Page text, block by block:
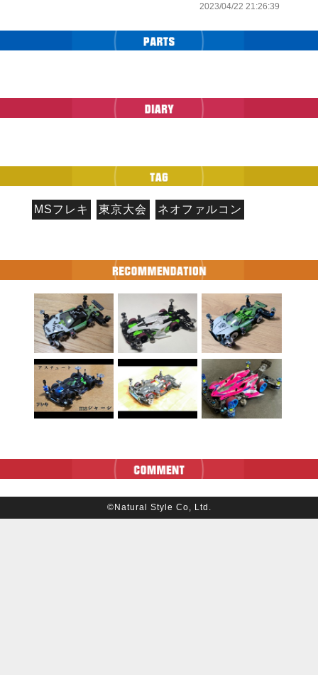
2023/04/22 21:26:39
MSフレキ 東京大会 ネオファルコン
©Natural Style Co, Ltd.